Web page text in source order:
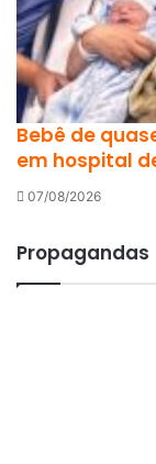
Bebê de
em hospital
07/08/2026
Propagandas